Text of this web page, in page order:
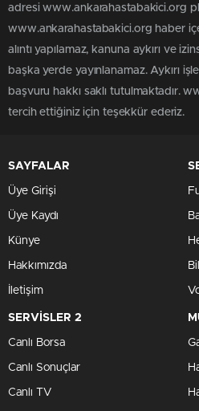
adresi www.ankarahastabakici.org
www.ankarahastabakici.org haber
alıntı yapılamaz, kanuna aykırı ve
başka yerde yayınlanamaz. Aykırı
başvuru hakkı saklı tutulmaktadır.
tercih ettiğiniz için teşekkür ederiz.
SAYFALAR
Üye Girişi
Üye Kaydı
Künye
Hakkımızda
İletişim
SERVİSLER 2
Canlı Borsa
Canlı Sonuçlar
Canlı TV